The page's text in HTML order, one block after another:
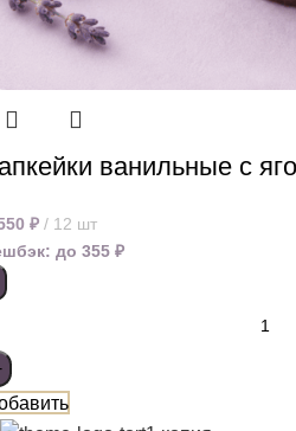
ванильные с
₽
12 шт
до 355 ₽